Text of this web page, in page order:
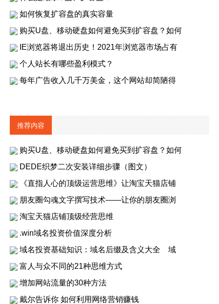
如何恢复扩容盘的真实容量
购买U盘、移动硬盘如何避免买到扩容盘？如何
IE浏览器将退出历史！2021年浏览器市场占有
个人站长有哪些盈利模式？
每年广告收入几千万美金，这个网站却简陋得
推荐内容
购买U盘、移动硬盘如何避免买到扩容盘？如何
DEDE织梦二次安装详细步骤（图文）
《直指人心的顶级运营思维》让淘宝天猫店铺
朋友圈勾魂文字撰写技术——让你的朋友圈浏
淘宝天猫店铺顶级经营思维
.win域名投资价值深度分析
域名投资基础知识：域名后缀及含义大全 域
富人与众不同的21种思维方式
增加网站流量的30种方法
戴尔告诉你 如何利用网络营销赚钱